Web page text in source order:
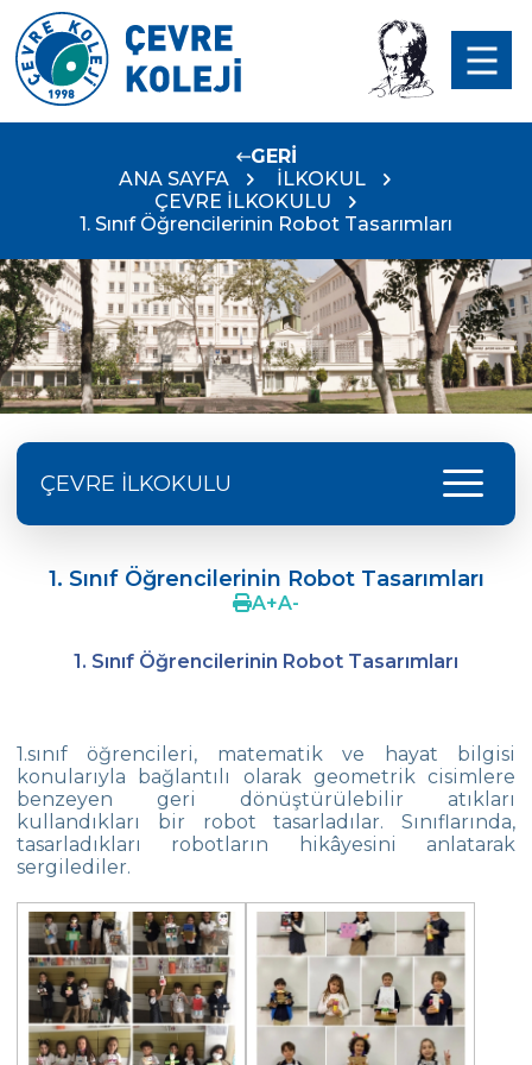
GERİ
ANA SAYFA
İLKOKUL
ÇEVRE İLKOKULU
1. Sınıf Öğrencilerinin Robot Tasarımları
ÇEVRE İLKOKULU menu
Dönemine Başladı!
2 Ve 3. Sınıf Öğrencilerimiz Tangram
Geometrik Örüntüler
Sihirbaz Gösterisi
Arkadaşım Kurabiye
23 Nisan Çocuk Bayramı Sergimiz
Çevremize İyilik
İstanbul Küçükler Satranç İl Birinciliği
Finali
1. Sınıf Öğrencilerinin Robot Tasarımları
A+A-
1. Sınıf Öğrencilerinin Robot Tasarımları
1.sınıf öğrencileri, matematik ve hayat bilgisi
konularıyla bağlantılı olarak geometrik cisimlere
benzeyen geri dönüştürülebilir atıkları
kullandıkları bir robot tasarladılar. Sınıflarında,
tasarladıkları robotların hikâyesini anlatarak
sergilediler.